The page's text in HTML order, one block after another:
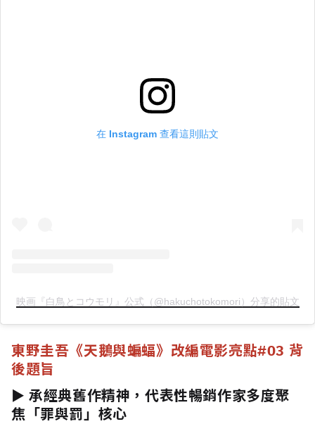
在 Instagram 查看這則貼文
映画『白鳥とコウモリ』公式（@hakuchotokomori）分享的貼文
東野圭吾《天鵝與蝙蝠》改編電影亮點#03 背
後題旨
► 承經典舊作精神，代表性暢銷作家多度聚
焦「罪與罰」核心